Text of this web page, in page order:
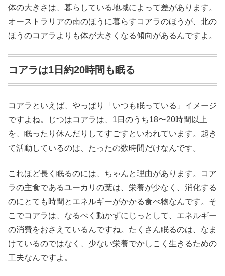
体の大きさは、暮らしている地域によって差があります。
オーストラリアの南のほうに暮らすコアラのほうが、北の
ほうのコアラよりも体が大きくなる傾向があるんですよ。
コアラは1日約20時間も眠る
コアラといえば、やっぱり「いつも眠っている」イメージ
ですよね。じつはコアラは、1日のうち18〜20時間以上
を、眠ったり休んだりしてすごすといわれています。起き
て活動しているのは、たったの数時間だけなんです。
これほど長く眠るのには、ちゃんと理由があります。コア
ラの主食であるユーカリの葉は、栄養が少なく、消化する
のにとても時間とエネルギーがかかる食べ物なんです。そ
こでコアラは、なるべく動かずにじっとして、エネルギー
の消費をおさえているんですね。たくさん眠るのは、なま
けているのではなく、少ない栄養でかしこく生きるための
工夫なんですよ。